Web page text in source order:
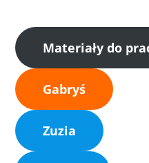
Materiały do
Gabryś
Zuzia